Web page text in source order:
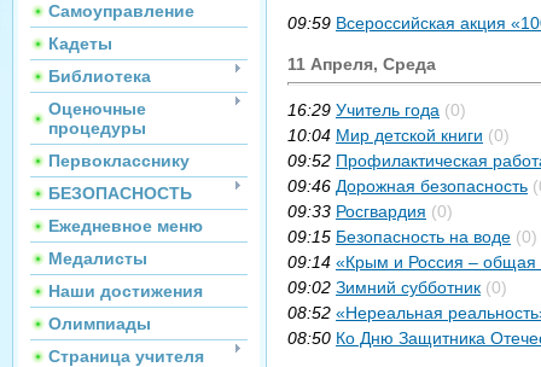
Самоуправление
Кадеты
Библиотека
Оценочные
процедуры
Первокласснику
БЕЗОПАСНОСТЬ
Ежедневное меню
Медалисты
Наши достижения
Олимпиады
Страница учителя
09:59 Всероссийская акция
11 Апреля, Среда
16:29 Учитель года (0)
10:04 Мир детской книги (0)
09:52 Профилактическая
09:46 Дорожная безопасность
09:33 Росгвардия (0)
09:15 Безопасность на воде (0)
09:14 «Крым и Россия – общая
09:02 Зимний субботник (0)
08:52 «Нереальная
08:50 Ко Дню Защитника